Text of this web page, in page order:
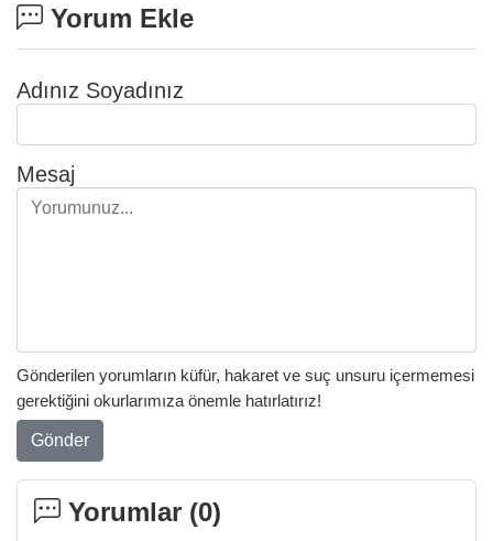
Yorum Ekle
Adınız Soyadınız
Mesaj
Gönderilen yorumların küfür, hakaret ve suç unsuru içermemesi
gerektiğini okurlarımıza önemle hatırlatırız!
Gönder
Yorumlar (0)